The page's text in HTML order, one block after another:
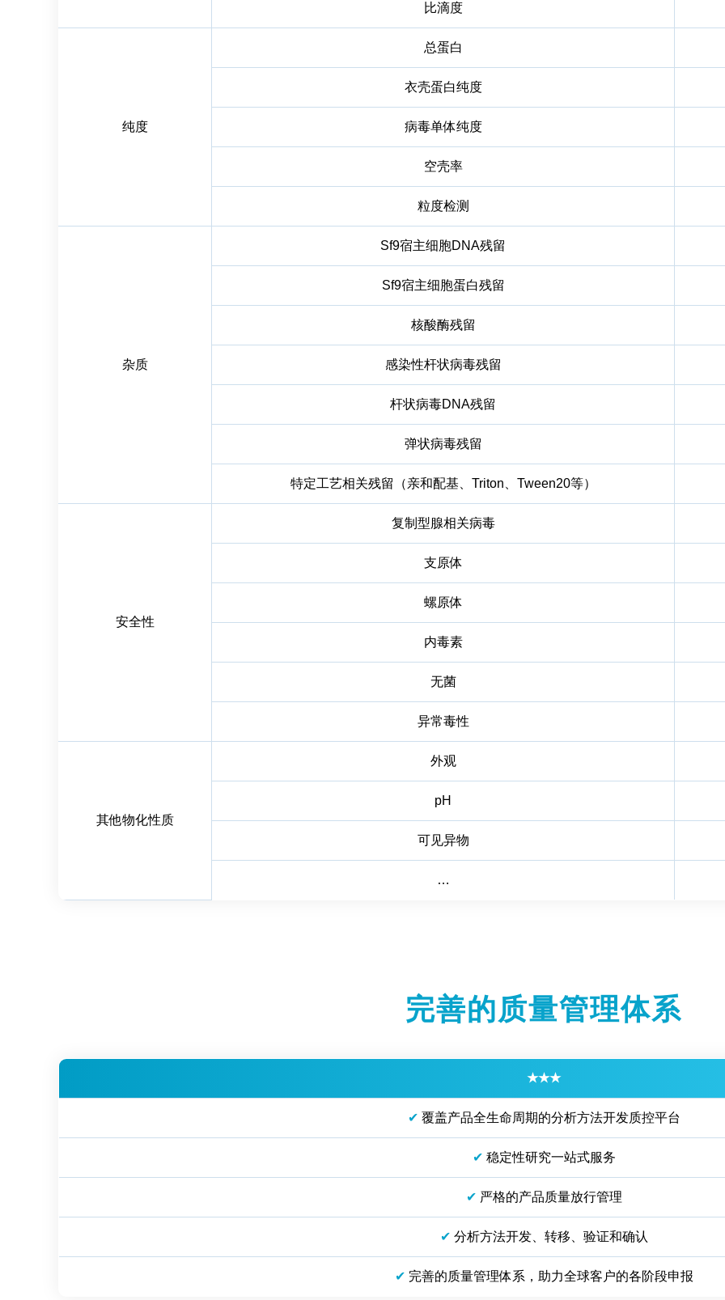
比滴度
纯度
总蛋白
衣壳蛋白纯度
病毒单体纯度
空壳率
粒度检测
杂质
Sf9宿主细胞DNA残留
Sf9宿主细胞蛋白残留
核酸酶残留
感染性杆状病毒残留
杆状病毒DNA残留
弹状病毒残留
特定工艺相关残留（亲和配基、Triton、Tween20等）
安全性
复制型腺相关病毒
支原体
螺原体
内毒素
无菌
异常毒性
其他物化性质
外观
pH
可见异物
…
完善的质量管理体系
★★★
✔ 覆盖产品全生命周期的分析方法开发质控平台
✔ 稳定性研究一站式服务
✔ 严格的产品质量放行管理
✔ 分析方法开发、转移、验证和确认
✔ 完善的质量管理体系，助力全球客户的各阶段申报